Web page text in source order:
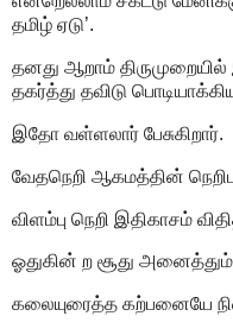
தமிழ் ஏடு’.
தனது ஆறாம்
தகர்த்து தவிடு
இதோ வள்ளலார் பேசுகிறார்.
வேதநெறி ஆகமத்தின்
விளம்பு நெறி இதிகாசம்
ஓதுகின் ற சூது
கலையுரைத்த கற்பனையே